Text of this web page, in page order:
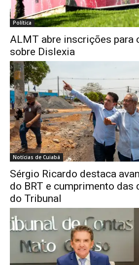
Política
ALMT abre inscrições para
sobre Dislexia
Notícias de Cuiabá
Sérgio Ricardo destaca
do BRT e cumprimento das
do Tribunal